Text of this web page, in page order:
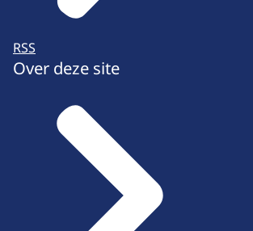
RSS
Over deze site